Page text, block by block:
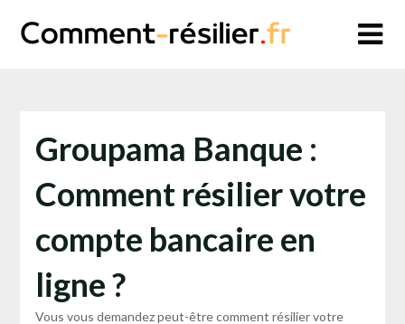
Groupama Banque :
Comment résilier votre
compte bancaire en
ligne ?
Vous vous demandez peut-être comment résilier votre